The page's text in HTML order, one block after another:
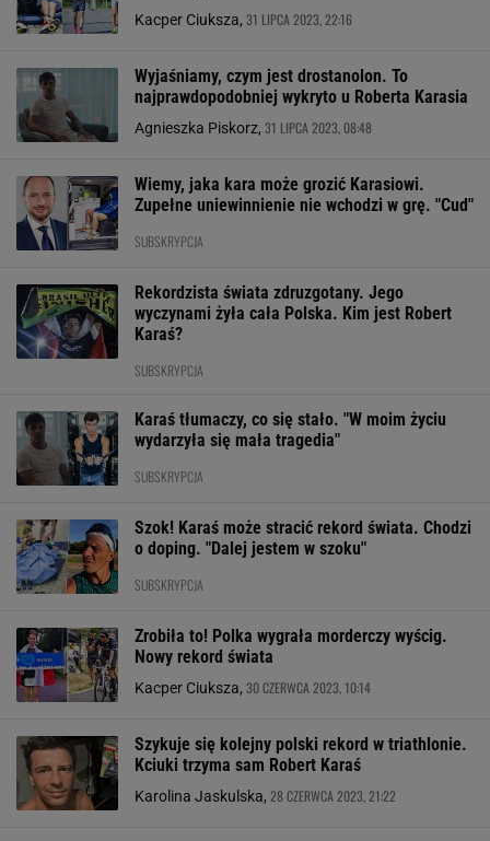
Kacper Ciuksza, 31 LIPCA 2023, 22:16
Wyjaśniamy, czym jest drostanolon. To
najprawdopodobniej wykryto u Roberta Karasia
Agnieszka Piskorz, 31 LIPCA 2023, 08:48
Wiemy, jaka kara może grozić Karasiowi.
Zupełne uniewinnienie nie wchodzi w grę. "Cud"
SUBSKRYPCJA
Rekordzista świata zdruzgotany. Jego
wyczynami żyła cała Polska. Kim jest Robert
Karaś?
SUBSKRYPCJA
Karaś tłumaczy, co się stało. "W moim życiu
wydarzyła się mała tragedia"
SUBSKRYPCJA
Szok! Karaś może stracić rekord świata. Chodzi
o doping. "Dalej jestem w szoku"
SUBSKRYPCJA
Zrobiła to! Polka wygrała morderczy wyścig.
Nowy rekord świata
Kacper Ciuksza, 30 CZERWCA 2023, 10:14
Szykuje się kolejny polski rekord w triathlonie.
Kciuki trzyma sam Robert Karaś
Karolina Jaskulska, 28 CZERWCA 2023, 21:22